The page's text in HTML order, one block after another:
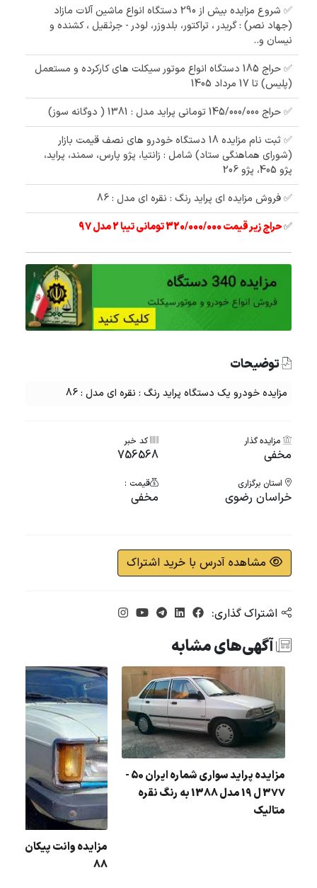
✅ شروع مزایده بیش از 290 دستگاه انواع ماشین آلات مازاد
(جهاد نصر) : گریدر ، تراکتور، بلدوزر، لودر - جرثقیل ، کشنده و
نیسان و..
✅ حراج 185 دستگاه انواع موتور سیکلت های کارکرده و مستعمل
(پلیس) تا 17 مرداد 1405
✅ حراج 145/000/000 تومانی پراید مدل : 1381 ( دوگانه سوز)
✅ ثبت نام مزایده 18 دستگاه خودرو های نصف قیمت بازار
(شورای هماهنگی ستاد) شامل : زانتیا، پژو پارس، سمند، پراید،
پژو 405، پژو 206
✅ فروش مزایده ای پراید رنگ : نقره ای مدل : 86
✅حراج زیر قیمت 320/000/000 تومانی تیبا 2 مدل 97
توضیحات
مزایده خودرو یک دستگاه پراید رنگ : نقره ای مدل : 86
مزایده گذار
مخفی
کد خبر
756568
استان برگزاری
خراسان رضوی
قیمت :
مخفی
مشاهده آدرس با خرید اشتراک
اشتراک گذاری:
آگهی‌های مشابه
مزایده وانت پیکان
88
مزایده پراید سواری شماره ایران 50 -
377 ل 19 مدل 1388 به رنگ نقره
متالیک